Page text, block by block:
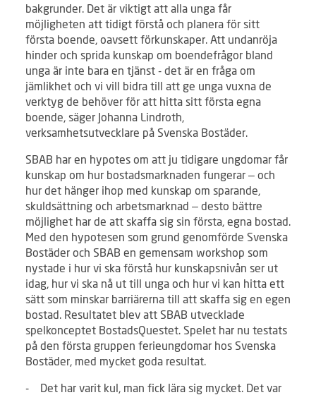
bakgrunder. Det är viktigt att alla unga får
möjligheten att tidigt förstå och planera för sitt
första boende, oavsett förkunskaper. Att undanröja
hinder och sprida kunskap om boendefrågor bland
unga är inte bara en tjänst - det är en fråga om
jämlikhet och vi vill bidra till att ge unga vuxna de
verktyg de behöver för att hitta sitt första egna
boende, säger Johanna Lindroth,
verksamhetsutvecklare på Svenska Bostäder.
SBAB har en hypotes om att ju tidigare ungdomar får
kunskap om hur bostadsmarknaden fungerar – och
hur det hänger ihop med kunskap om sparande,
skuldsättning och arbetsmarknad – desto bättre
möjlighet har de att skaffa sig sin första, egna bostad.
Med den hypotesen som grund genomförde Svenska
Bostäder och SBAB en gemensam workshop som
nystade i hur vi ska förstå hur kunskapsnivån ser ut
idag, hur vi ska nå ut till unga och hur vi kan hitta ett
sätt som minskar barriärerna till att skaffa sig en egen
bostad. Resultatet blev att SBAB utvecklade
spelkonceptet BostadsQuestet. Spelet har nu testats
på den första gruppen ferieungdomar hos Svenska
Bostäder, med mycket goda resultat.
- Det har varit kul, man fick lära sig mycket. Det var